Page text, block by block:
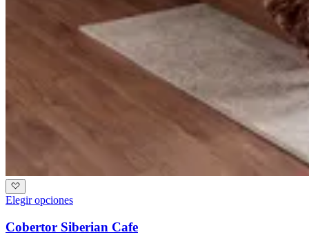
Elegir opciones
Cobertor Siberian Cafe